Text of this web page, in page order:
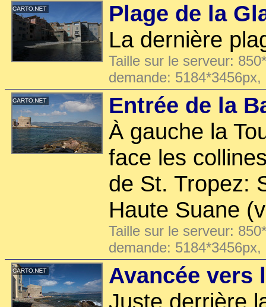
Plage de la
La dernière
Taille sur le serveur:
demande:
Entrée de la
À gauche la
face les
de St. Tropez:
Haute Suane
Taille sur le serveur:
demande:
Avancée vers
Juste derrière